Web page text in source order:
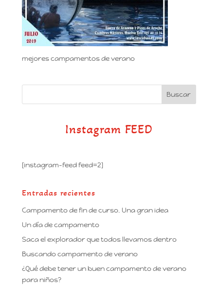
mejores campamentos de verano
Instagram FEED
[instagram-feed feed=2]
Entradas recientes
Campamento de fin de curso. Una gran idea
Un día de campamento
Saca el explorador que todos llevamos dentro
Buscando campamento de verano
¿Qué debe tener un buen campamento de verano
para niños?